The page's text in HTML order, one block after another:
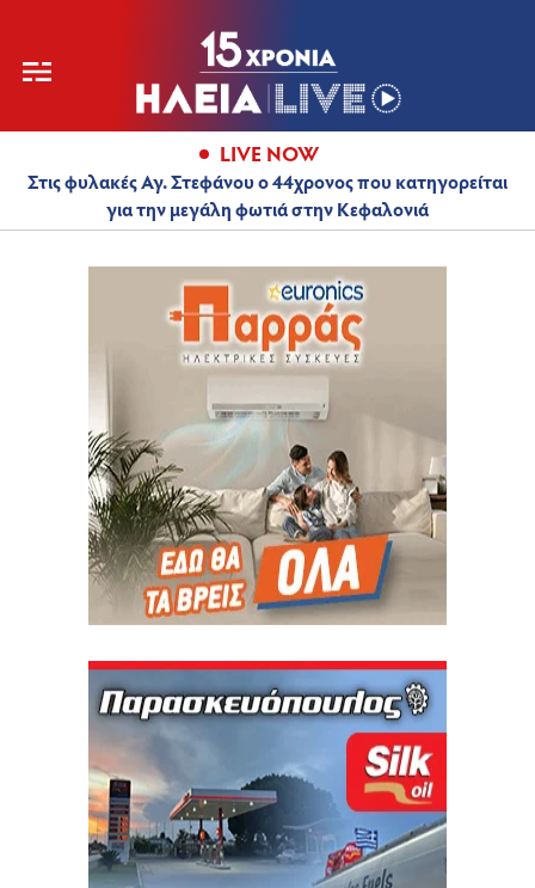
LIVE NOW
Στις φυλακές Αγ. Στεφάνου ο 44χρονος που κατηγορείται
για την μεγάλη φωτιά στην Κεφαλονιά